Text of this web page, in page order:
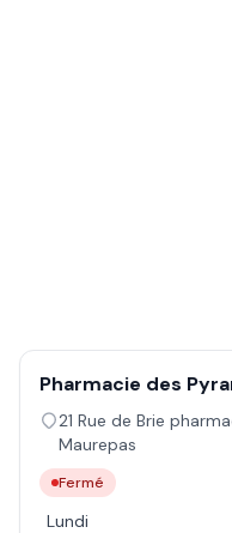
Pharmacie des
21 Rue de Brie
Maurepas
Fermé
Lundi